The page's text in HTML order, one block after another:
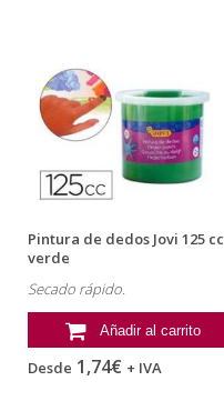
Pintura de dedos Jovi 125 cc
verde
Secado rápido.
Añadir al carrito
Desde 1,74€ + IVA